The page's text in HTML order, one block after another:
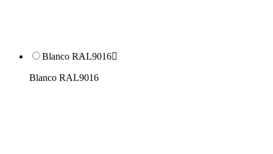
Blanco RAL9016
Blanco RAL9016